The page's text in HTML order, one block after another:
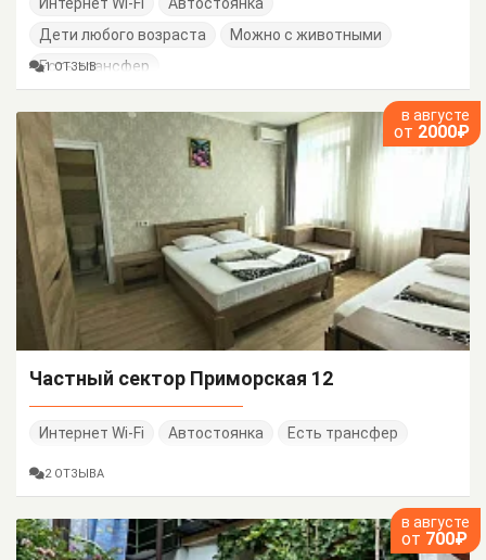
Дети любого возраста
Можно с животными
Есть трансфер
1 ОТЗЫВ
в августе
от 2000₽
Частный сектор Приморская 12
Интернет Wi-Fi Автостоянка Есть трансфер
2 ОТЗЫВА
в августе
от 700₽